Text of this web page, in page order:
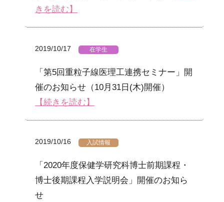
きを読む】
2019/10/17 在学生
「第5回重粒子線医理工連携セミナー」開
催のお知らせ（10月31日(木)開催）
【続きを読む】
2019/10/16 入試情報
「2020年度保健学研究科博士前期課程・
博士後期課程入学説明会」開催のお知ら
せ